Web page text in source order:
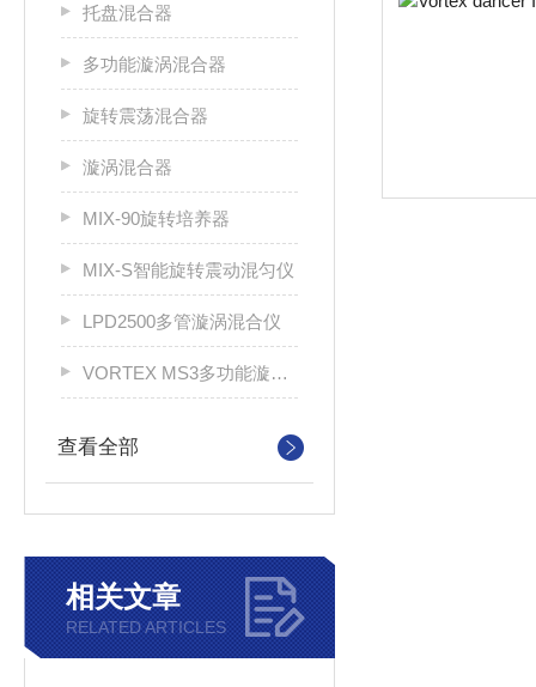
托盘混合器
多功能漩涡混合器
旋转震荡混合器
漩涡混合器
MIX-90旋转培养器
MIX-S智能旋转震动混匀仪
LPD2500多管漩涡混合仪
VORTEX MS3多功能漩涡混合器
查看全部
相关文章
RELATED ARTICLES